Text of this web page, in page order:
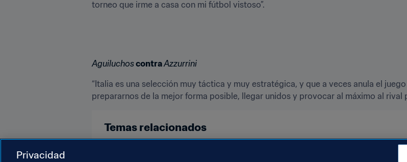
torneo que irme a casa con mi fútbol vistoso”.
Aguiluchos contra Azzurrini
“Italia es una selección muy táctica y muy estratégica, y que a veces anula el
prepararnos de la mejor forma posible, llegar unidos y provocar al máximo al rival
Temas relacionados
Privacidad